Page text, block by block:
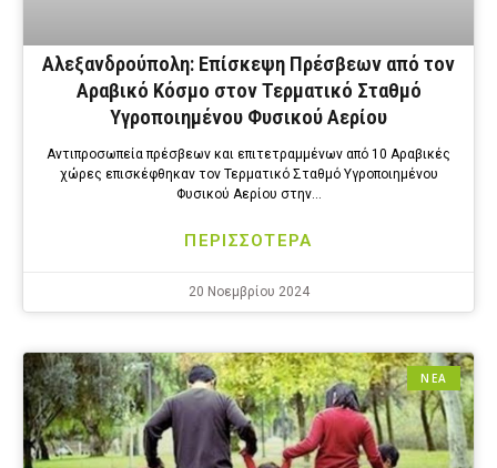
Αλεξανδρούπολη: Επίσκεψη Πρέσβεων από τον
Αραβικό Κόσμο στον Τερματικό Σταθμό
Υγροποιημένου Φυσικού Αερίου
Αντιπροσωπεία πρέσβεων και επιτετραμμένων από 10 Αραβικές
χώρες επισκέφθηκαν τον Τερματικό Σταθμό Υγροποιημένου
Φυσικού Αερίου στην…
ΠΕΡΙΣΣΟΤΕΡΑ
20 Νοεμβρίου 2024
ΝΕΑ